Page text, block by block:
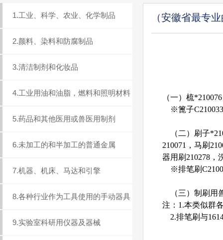
1.工业、科学、农业、化学制品
2.颜料、染料和防腐制品
3.清洁制剂和化妆品
4.工业用油和油脂，燃料和照明材料
5.药品和其他医用或兽医用制剂
6.未加工的和半加工的普通金属
7.机器、机床、马达和引擎
8.各种行业作为工具使用的手动器具
9.实验室科研用仪器及器械
（安徽省最专
（一）梳
※篦子C210033
（二）刷子
210071，马刷
器用刷210278，
※排笔刷
（三）制刷用
注：1.本类似群
2.排笔刷与